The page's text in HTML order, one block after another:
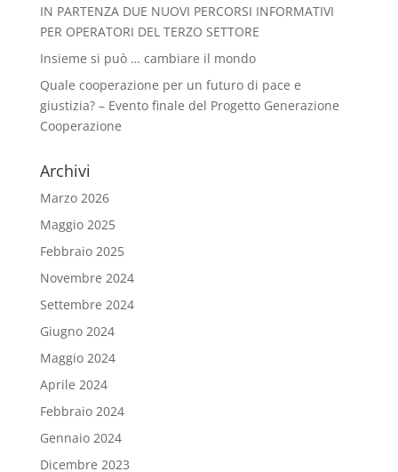
IN PARTENZA DUE NUOVI PERCORSI INFORMATIVI
PER OPERATORI DEL TERZO SETTORE
Insieme si può … cambiare il mondo
Quale cooperazione per un futuro di pace e
giustizia? – Evento finale del Progetto Generazione
Cooperazione
Archivi
Marzo 2026
Maggio 2025
Febbraio 2025
Novembre 2024
Settembre 2024
Giugno 2024
Maggio 2024
Aprile 2024
Febbraio 2024
Gennaio 2024
Dicembre 2023